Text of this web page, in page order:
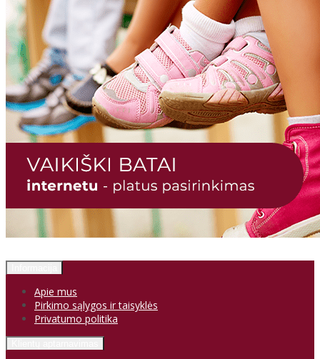
Apie mus
Pirkimo sąlygos ir taisyklės
Privatumo politika